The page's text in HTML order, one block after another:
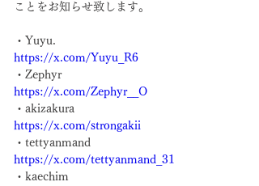
ことをお知らせ致します。
・Yuyu.
https://x.com/Yuyu_R6
・Zephyr
https://x.com/Zephyr__O
・akizakura
https://x.com/strongakii
・tettyanmand
https://x.com/tettyanmand_31
・kaechim